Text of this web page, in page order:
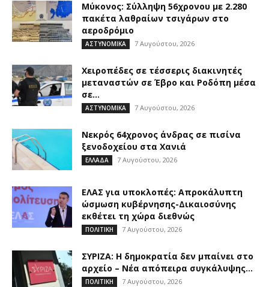
Μύκονος: Σύλληψη 56χρονου με 2.280
πακέτα λαθραίων τσιγάρων στο
αεροδρόμιο
ΑΣΤΥΝΟΜΙΚΑ 7 Αυγούστου, 2026
Χειροπέδες σε τέσσερις διακινητές
μεταναστών σε Έβρο και Ροδόπη μέσα
σε...
ΑΣΤΥΝΟΜΙΚΑ 7 Αυγούστου, 2026
Νεκρός 64χρονος άνδρας σε πισίνα
ξενοδοχείου στα Χανιά
ΕΛΛΑΔΑ 7 Αυγούστου, 2026
ΕΛΑΣ για υποκλοπές: Απροκάλυπτη
ώσμωση κυβέρνησης-Δικαιοσύνης
εκθέτει τη χώρα διεθνώς
ΠΟΛΙΤΙΚΗ 7 Αυγούστου, 2026
ΣΥΡΙΖΑ: Η δημοκρατία δεν μπαίνει στο
αρχείο – Νέα απόπειρα συγκάλυψης...
ΠΟΛΙΤΙΚΗ 7 Αυγούστου, 2026